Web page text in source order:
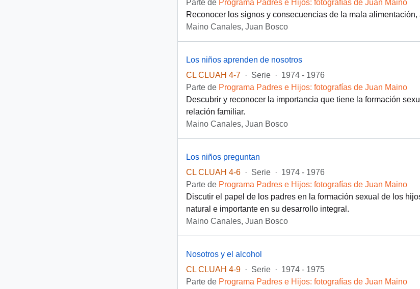
Parte de Programa Padres e Hijos: fotografías de Juan Maino
Reconocer los signos y consecuencias de la mala
Maino Canales, Juan Bosco
Los niños aprenden de nosotros
CL CLUAH 4-7 · Serie · 1974 - 1976
Parte de Programa Padres e Hijos: fotografías de Juan Maino
Descubrir y reconocer la importancia que tiene la formación
relación familiar.
Maino Canales, Juan Bosco
Los niños preguntan
CL CLUAH 4-6 · Serie · 1974 - 1976
Parte de Programa Padres e Hijos: fotografías de Juan Maino
Discutir el papel de los padres en la formación sexual de los
natural e importante en su desarrollo integral.
Maino Canales, Juan Bosco
Nosotros y el alcohol
CL CLUAH 4-9 · Serie · 1974 - 1975
Parte de Programa Padres e Hijos: fotografías de Juan Maino